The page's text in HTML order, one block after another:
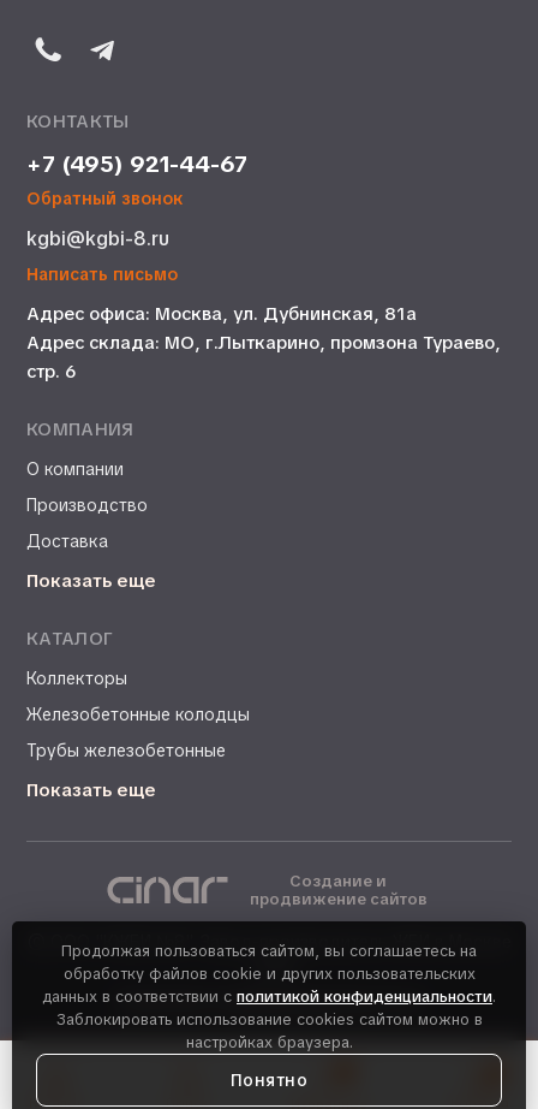
Каталог Поиск Избранное Корзина
КОНТАКТЫ
+7 (495) 921-44-67
Обратный звонок
kgbi@kgbi-8.ru
Написать письмо
Адрес офиса: Москва, ул. Дубнинская, 81а
Адрес склада: МО, г.Лыткарино, промзона Тураево,
стр. 6
КОМПАНИЯ
О компании
Производство
Доставка
Показать еще
КАТАЛОГ
Коллекторы
Железобетонные колодцы
Трубы железобетонные
Показать еще
Создание и
продвижение сайтов
ООО "КЖБИ №8". Завод-производитель ЖБИ в Москве
- 2026
Политика конфиденциальности
Продолжая пользоваться сайтом, вы соглашаетесь на
обработку файлов cookie и других пользовательских
данных в соответствии с политикой конфиденциальности.
Заблокировать использование cookies сайтом можно в
настройках браузера.
Понятно